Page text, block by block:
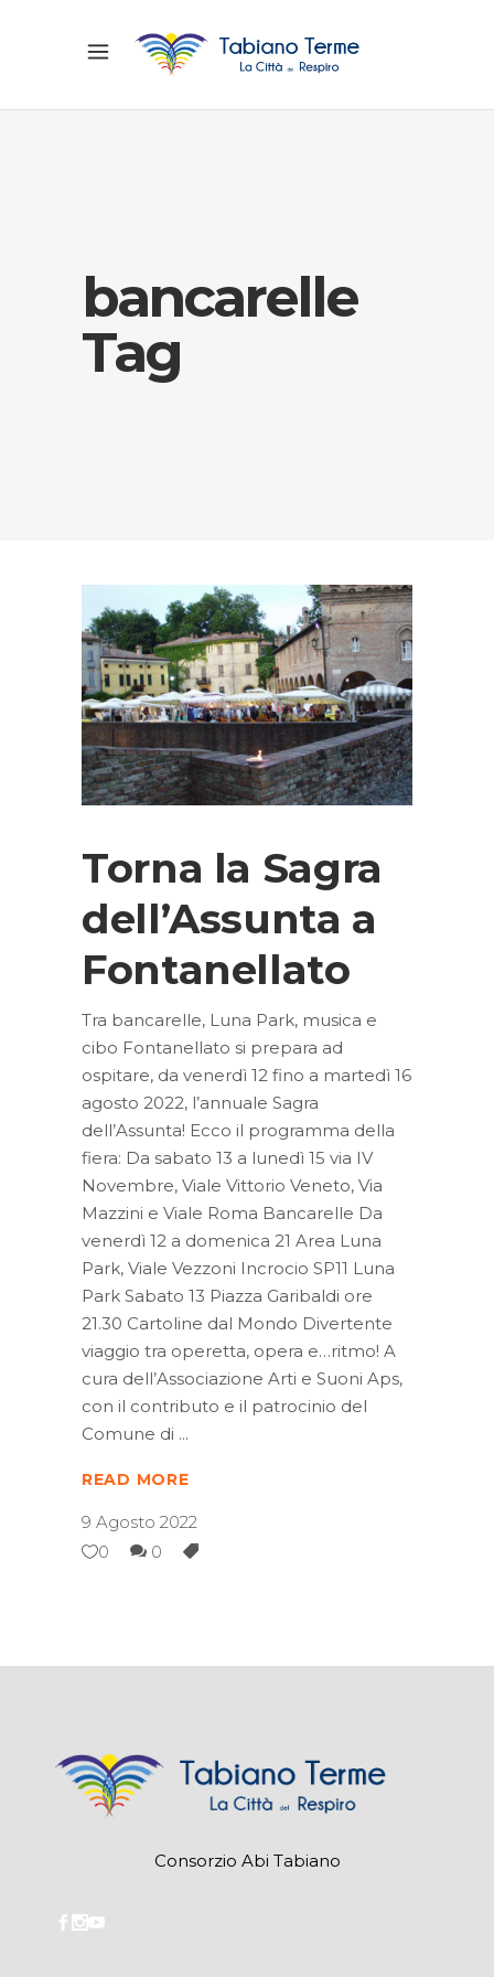
bancarelle
Tag
Torna la Sagra
dell’Assunta a
Fontanellato
Tra bancarelle, Luna Park, musica e
cibo Fontanellato si prepara ad
ospitare, da venerdì 12 fino a martedì 16
agosto 2022, l’annuale Sagra
dell’Assunta! Ecco il programma della
fiera: Da sabato 13 a lunedì 15 via IV
Novembre, Viale Vittorio Veneto, Via
Mazzini e Viale Roma Bancarelle Da
venerdì 12 a domenica 21 Area Luna
Park, Viale Vezzoni Incrocio SP11 Luna
Park Sabato 13 Piazza Garibaldi ore
21.30 Cartoline dal Mondo Divertente
viaggio tra operetta, opera e…ritmo! A
cura dell’Associazione Arti e Suoni Aps,
con il contributo e il patrocinio del
Comune di
READ MORE
9 Agosto 2022
0
0
Consorzio Abi Tabiano